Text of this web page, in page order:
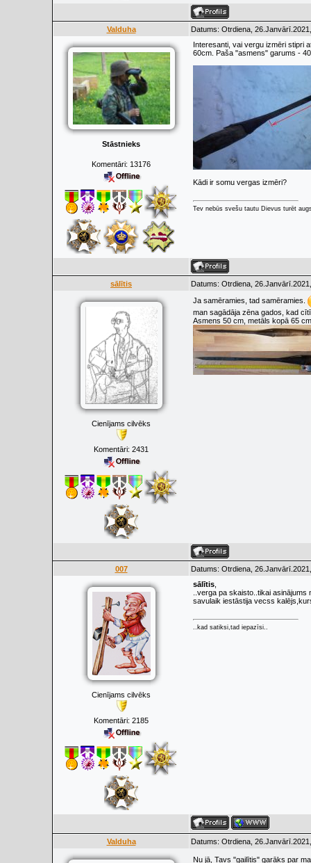
Valduha Datums: Otrdiena,
Stāstnieks
Komentāri: 13176
Interesanti, vai vergu izmēri stipri
60cm. Paša "asmens" garums -
Kādi ir somu vergas izmēri?
Tev nebūs svešu tautu Dievus turēt
sālītis Datums: Otrdiena,
Cienījams cilvēks
Komentāri: 2431
Ja samēramies, tad samēramies.
man sagādāja zēna gados, kad
Asmens 50 cm, metāls kopā 65
007 Datums: Otrdiena,
Cienījams cilvēks
Komentāri: 2185
sālītis
..verga pa skaisto..tikai
savulaik iestāstija vecss
..kad satiksi,tad iepazīsi..
Valduha Datums: Otrdiena,
Nu jā, Tavs "gailītis" garāks par